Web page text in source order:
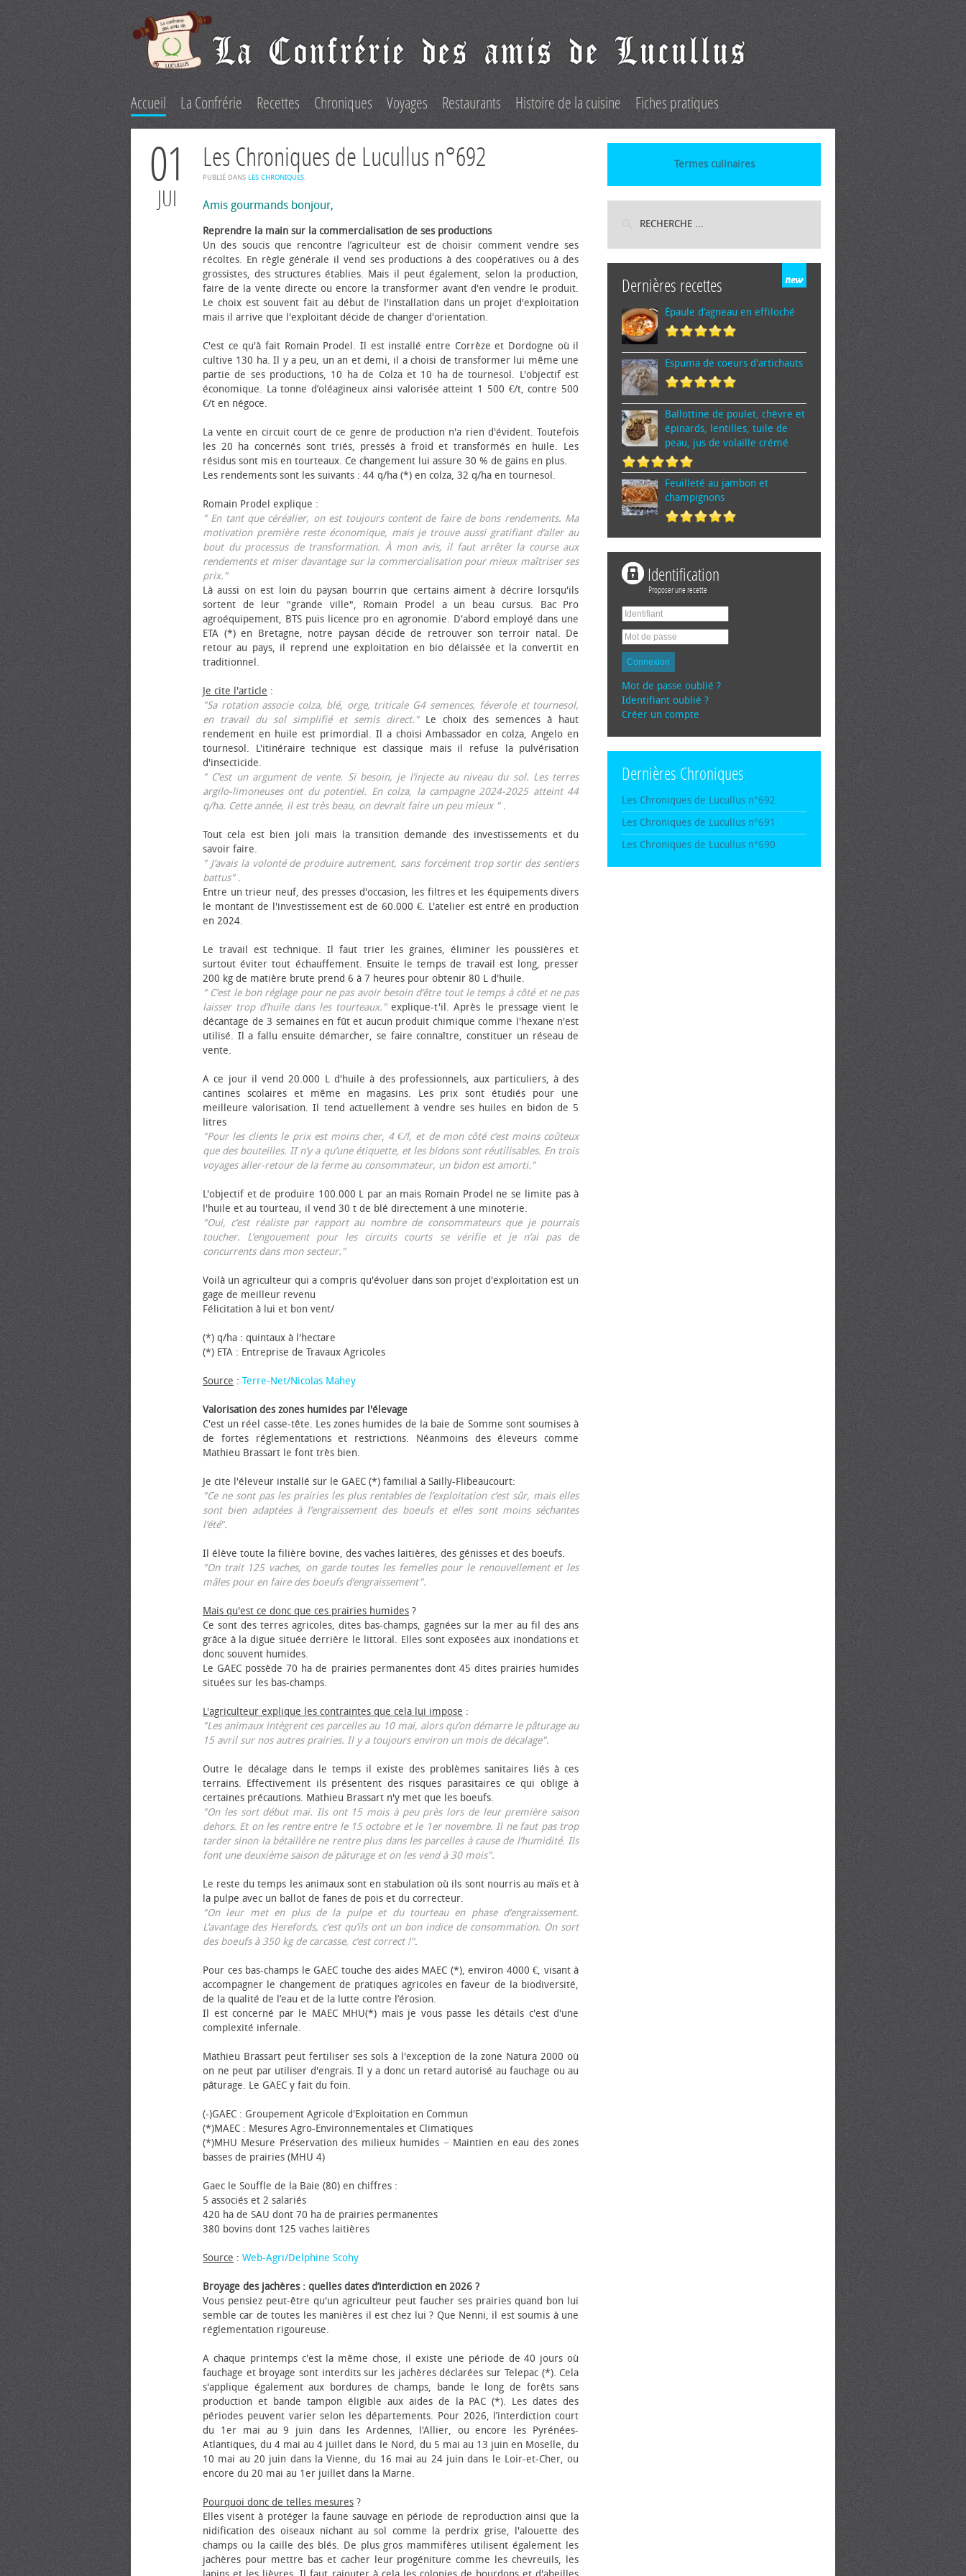
Accueil La Confrérie Recettes Chroniques Voyages Restaurants Histoire de la cuisine Fiches pratiques
01
JUI
Les Chroniques de Lucullus n°692
PUBLIÉ DANS LES CHRONIQUES.
Amis gourmands bonjour,
Reprendre la main sur la commercialisation de ses productions
Un des soucis que rencontre l’agriculteur est de choisir comment vendre ses
récoltes. En règle générale il vend ses productions à des coopératives ou à des
grossistes, des structures établies. Mais il peut également, selon la production,
faire de la vente directe ou encore la transformer avant d'en vendre le produit.
Le choix est souvent fait au début de l'installation dans un projet d'exploitation
mais il arrive que l'exploitant décide de changer d'orientation.
C'est ce qu'à fait Romain Prodel. Il est installé entre Corrèze et Dordogne où il
cultive 130 ha. Il y a peu, un an et demi, il a choisi de transformer lui même une
partie de ses productions, 10 ha de Colza et 10 ha de tournesol. L'objectif est
économique. La tonne d’oléagineux ainsi valorisée atteint 1 500 €/t, contre 500
€/t en négoce.
La vente en circuit court de ce genre de production n'a rien d'évident. Toutefois
les 20 ha concernés sont triés, pressés à froid et transformés en huile. Les
résidus sont mis en tourteaux. Ce changement lui assure 30 % de gains en plus.
Les rendements sont les suivants : 44 q/ha (*) en colza, 32 q/ha en tournesol.
Romain Prodel explique :
" En tant que céréalier, on est toujours content de faire de bons rendements. Ma
motivation première reste économique, mais je trouve aussi gratifiant d’aller au
bout du processus de transformation. À mon avis, il faut arrêter la course aux
rendements et miser davantage sur la commercialisation pour mieux maîtriser ses
prix."
Là aussi on est loin du paysan bourrin que certains aiment à décrire lorsqu'ils
sortent de leur "grande ville", Romain Prodel a un beau cursus. Bac Pro
agroéquipement, BTS puis licence pro en agronomie. D'abord employé dans une
ETA (*) en Bretagne, notre paysan décide de retrouver son terroir natal. De
retour au pays, il reprend une exploitation en bio délaissée et la convertit en
traditionnel.
Je cite l'article :
"Sa rotation associe colza, blé, orge, triticale G4 semences, féverole et tournesol,
en travail du sol simplifié et semis direct."Le choix des semences à haut
rendement en huile est primordial. Il a choisi Ambassador en colza, Angelo en
tournesol. L'itinéraire technique est classique mais il refuse la pulvérisation
d'insecticide.
" C’est un argument de vente. Si besoin, je l’injecte au niveau du sol. Les terres
argilo-limoneuses ont du potentiel. En colza, la campagne 2024-2025 atteint 44
q/ha. Cette année, il est très beau, on devrait faire un peu mieux ".
Tout cela est bien joli mais la transition demande des investissements et du
savoir faire.
" J’avais la volonté de produire autrement, sans forcément trop sortir des sentiers
battus".
Entre un trieur neuf, des presses d'occasion, les filtres et les équipements divers
le montant de l'investissement est de 60.000 €. L'atelier est entré en production
en 2024.
Le travail est technique. Il faut trier les graines, éliminer les poussières et
surtout éviter tout échauffement. Ensuite le temps de travail est long, presser
200 kg de matière brute prend 6 à 7 heures pour obtenir 80 L d'huile.
" C’est le bon réglage pour ne pas avoir besoin d’être tout le temps à côté et ne pas
laisser trop d’huile dans les tourteaux."explique-t'il. Après le pressage vient le
décantage de 3 semaines en fût et aucun produit chimique comme l'hexane n'est
utilisé. Il a fallu ensuite démarcher, se faire connaître, constituer un réseau de
vente.
A ce jour il vend 20.000 L d'huile à des professionnels, aux particuliers, à des
cantines scolaires et même en magasins. Les prix sont étudiés pour une
meilleure valorisation. Il tend actuellement à vendre ses huiles en bidon de 5
litres
"Pour les clients le prix est moins cher, 4 €/l, et de mon côté c’est moins coûteux
que des bouteilles. II n’y a qu’une étiquette, et les bidons sont réutilisables. En trois
voyages aller-retour de la ferme au consommateur, un bidon est amorti."
L'objectif et de produire 100.000 L par an mais Romain Prodel ne se limite pas à
l'huile et au tourteau, il vend 30 t de blé directement à une minoterie.
"Oui, c’est réaliste par rapport au nombre de consommateurs que je pourrais
toucher. L’engouement pour les circuits courts se vérifie et je n’ai pas de
concurrents dans mon secteur."
Voilà un agriculteur qui a compris qu'évoluer dans son projet d'exploitation est un
gage de meilleur revenu
Félicitation à lui et bon vent/
(*) q/ha : quintaux à l'hectare
(*) ETA : Entreprise de Travaux Agricoles
Source : Terre-Net/Nicolas Mahey
Valorisation des zones humides par l'élevage
C'est un réel casse-tête. Les zones humides de la baie de Somme sont soumises à
de fortes réglementations et restrictions. Néanmoins des éleveurs comme
Mathieu Brassart le font très bien.
Je cite l'éleveur installé sur le GAEC (*) familial à Sailly-Flibeaucourt:
"Ce ne sont pas les prairies les plus rentables de l’exploitation c’est sûr, mais elles
sont bien adaptées à l’engraissement des bœufs et elles sont moins séchantes
l’été".
Il élève toute la filière bovine, des vaches laitières, des génisses et des bœufs.
"On trait 125 vaches, on garde toutes les femelles pour le renouvellement et les
mâles pour en faire des bœufs d’engraissement".
Mais qu'est ce donc que ces prairies humides ?
Ce sont des terres agricoles, dites bas-champs, gagnées sur la mer au fil des ans
grâce à la digue située derrière le littoral. Elles sont exposées aux inondations et
donc souvent humides.
Le GAEC possède 70 ha de prairies permanentes dont 45 dites prairies humides
situées sur les bas-champs.
L'agriculteur explique les contraintes que cela lui impose :
"Les animaux intègrent ces parcelles au 10 mai, alors qu’on démarre le pâturage au
15 avril sur nos autres prairies. Il y a toujours environ un mois de décalage".
Outre le décalage dans le temps il existe des problèmes sanitaires liés à ces
terrains. Effectivement ils présentent des risques parasitaires ce qui oblige à
certaines précautions. Mathieu Brassart n'y met que les bœufs.
"On les sort début mai. Ils ont 15 mois à peu près lors de leur première saison
dehors. Et on les rentre entre le 15 octobre et le 1er novembre. Il ne faut pas trop
tarder sinon la bétaillère ne rentre plus dans les parcelles à cause de l’humidité. Ils
font une deuxième saison de pâturage et on les vend à 30 mois".
Le reste du temps les animaux sont en stabulation où ils sont nourris au maïs et à
la pulpe avec un ballot de fanes de pois et du correcteur.
"On leur met en plus de la pulpe et du tourteau en phase d’engraissement.
L’avantage des Herefords, c’est qu’ils ont un bon indice de consommation. On sort
des bœufs à 350 kg de carcasse, c’est correct !".
Pour ces bas-champs le GAEC touche des aides MAEC (*), environ 4000 €, visant à
accompagner le changement de pratiques agricoles en faveur de la biodiversité,
de la qualité de l’eau et de la lutte contre l’érosion.
Il est concerné par le MAEC MHU(*) mais je vous passe les détails c'est d'une
complexité infernale.
Mathieu Brassart peut fertiliser ses sols à l'exception de la zone Natura 2000 où
on ne peut par utiliser d'engrais. Il y a donc un retard autorisé au fauchage ou au
pâturage. Le GAEC y fait du foin.
(-)GAEC : Groupement Agricole d'Exploitation en Commun
(*)MAEC : Mesures Agro-Environnementales et Climatiques
(*)MHU Mesure Préservation des milieux humides − Maintien en eau des zones
basses de prairies (MHU 4)
Gaec le Souffle de la Baie (80) en chiffres :
5 associés et 2 salariés
420 ha de SAU dont 70 ha de prairies permanentes
380 bovins dont 125 vaches laitières
Source : Web-Agri/Delphine Scohy
Broyage des jachères : quelles dates d’interdiction en 2026 ?
Vous pensiez peut-être qu'un agriculteur peut faucher ses prairies quand bon lui
semble car de toutes les manières il est chez lui ? Que Nenni, il est soumis à une
réglementation rigoureuse.
A chaque printemps c'est la même chose, il existe une période de 40 jours où
fauchage et broyage sont interdits sur les jachères déclarées sur Telepac (*). Cela
s'applique également aux bordures de champs, bande le long de forêts sans
production et bande tampon éligible aux aides de la PAC (*). Les dates des
périodes peuvent varier selon les départements. Pour 2026, l’interdiction court
du 1er mai au 9 juin dans les Ardennes, l'Allier, ou encore les Pyrénées-
Atlantiques, du 4 mai au 4 juillet dans le Nord, du 5 mai au 13 juin en Moselle, du
10 mai au 20 juin dans la Vienne, du 16 mai au 24 juin dans le Loir-et-Cher, ou
encore du 20 mai au 1er juillet dans la Marne.
Pourquoi donc de telles mesures ?
Elles visent à protéger la faune sauvage en période de reproduction ainsi que la
nidification des oiseaux nichant au sol comme la perdrix grise, l'alouette des
champs ou la caille des blés. De plus gros mammifères utilisent également les
jachères pour mettre bas et cacher leur progéniture comme les chevreuils, les
Termes culinaires
Dernières recettes
Épaule d’agneau en effiloché
Espuma de cœurs d'artichauts
Ballottine de poulet, chèvre et
épinards, lentilles, tuile de
peau, jus de volaille crémé
Feuilleté au jambon et
champignons
Identification
Proposer une recette
Connexion
Mot de passe oublié ?
Identifiant oublié ?
Créer un compte
Dernières Chroniques
Les Chroniques de Lucullus n°692
Les Chroniques de Lucullus n°691
Les Chroniques de Lucullus n°690